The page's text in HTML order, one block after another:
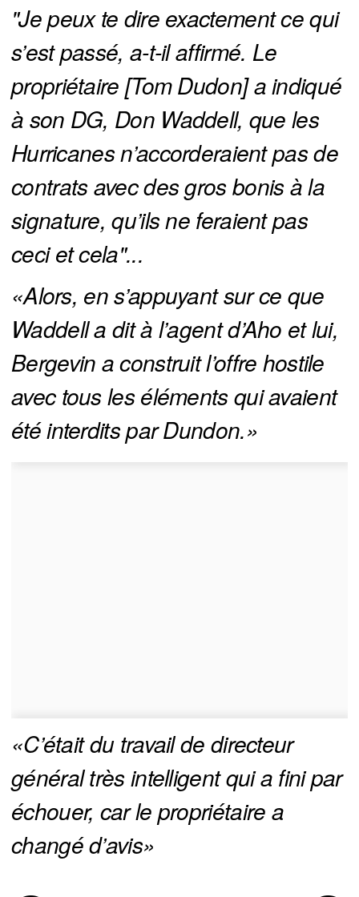
"Je peux te dire exactement ce qui
s’est passé, a-t-il affirmé. Le
propriétaire [Tom Dudon] a indiqué
à son DG, Don Waddell, que les
Hurricanes n’accorderaient pas de
contrats avec des gros bonis à la
signature, qu’ils ne feraient pas
ceci et cela"...
«Alors, en s’appuyant sur ce que
Waddell a dit à l’agent d’Aho et lui,
Bergevin a construit l’offre hostile
avec tous les éléments qui avaient
été interdits par Dundon.»
«C’était du travail de directeur
général très intelligent qui a fini par
échouer, car le propriétaire a
changé d’avis»​​​​​​​